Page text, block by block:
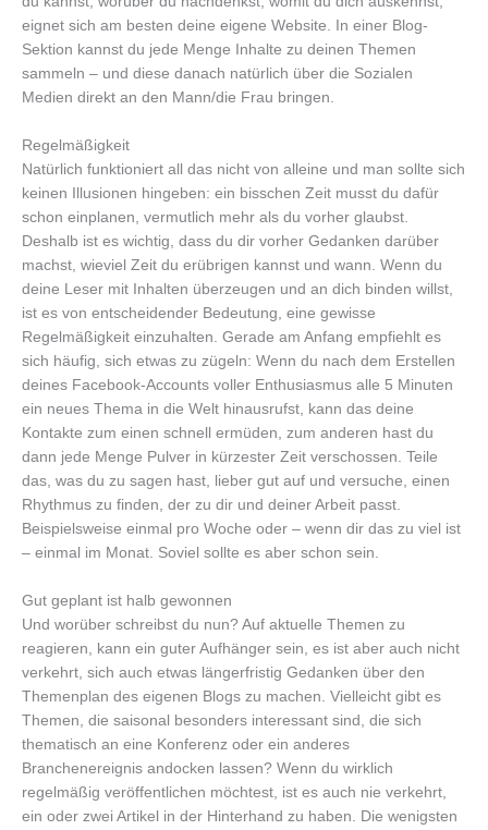
eignet sich am besten deine eigene Website. In einer Blog-
Sektion kannst du jede Menge Inhalte zu deinen Themen
sammeln – und diese danach natürlich über die Sozialen
Medien direkt an den Mann/die Frau bringen.
Regelmäßigkeit
Natürlich funktioniert all das nicht von alleine und man sollte sich
keinen Illusionen hingeben: ein bisschen Zeit musst du dafür
schon einplanen, vermutlich mehr als du vorher glaubst.
Deshalb ist es wichtig, dass du dir vorher Gedanken darüber
machst, wieviel Zeit du erübrigen kannst und wann. Wenn du
deine Leser mit Inhalten überzeugen und an dich binden willst,
ist es von entscheidender Bedeutung, eine gewisse
Regelmäßigkeit einzuhalten. Gerade am Anfang empfiehlt es
sich häufig, sich etwas zu zügeln: Wenn du nach dem Erstellen
deines Facebook-Accounts voller Enthusiasmus alle 5 Minuten
ein neues Thema in die Welt hinausrufst, kann das deine
Kontakte zum einen schnell ermüden, zum anderen hast du
dann jede Menge Pulver in kürzester Zeit verschossen. Teile
das, was du zu sagen hast, lieber gut auf und versuche, einen
Rhythmus zu finden, der zu dir und deiner Arbeit passt.
Beispielsweise einmal pro Woche oder – wenn dir das zu viel ist
– einmal im Monat. Soviel sollte es aber schon sein.
Gut geplant ist halb gewonnen
Und worüber schreibst du nun? Auf aktuelle Themen zu
reagieren, kann ein guter Aufhänger sein, es ist aber auch nicht
verkehrt, sich auch etwas längerfristig Gedanken über den
Themenplan des eigenen Blogs zu machen. Vielleicht gibt es
Themen, die saisonal besonders interessant sind, die sich
thematisch an eine Konferenz oder ein anderes
Branchenereignis andocken lassen? Wenn du wirklich
regelmäßig veröffentlichen möchtest, ist es auch nie verkehrt,
ein oder zwei Artikel in der Hinterhand zu haben. Die wenigsten